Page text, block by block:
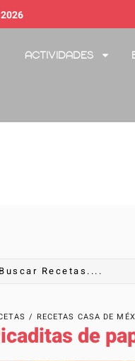
Actividades
/ RECETAS CASA DE
de